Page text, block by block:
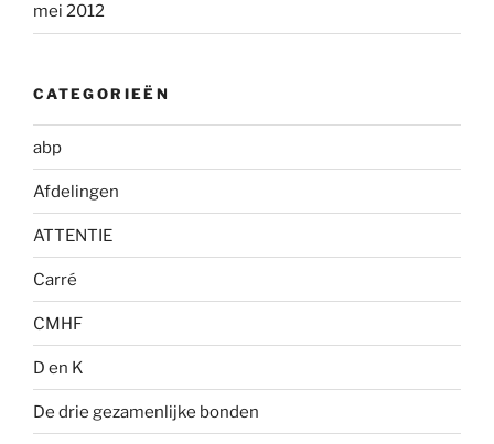
mei 2012
CATEGORIEËN
abp
Afdelingen
ATTENTIE
Carré
CMHF
D en K
De drie gezamenlijke bonden